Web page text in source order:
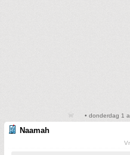
• donderdag 1
Naamah